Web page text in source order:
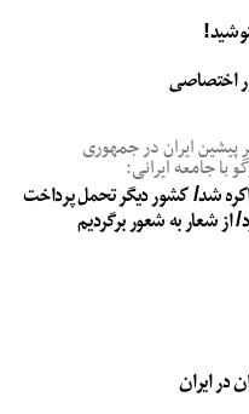
اختصاصی
پیشین ایران در جمهوری
با جامعه ایرانی:
مذاکره شد/ کشور دیگر تحمل پرداخت
از شعار به شعور برگردیم
در ایران